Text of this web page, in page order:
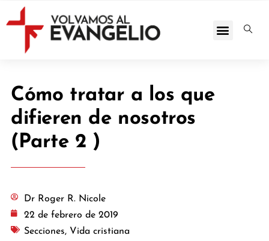
Cómo tratar a los que
difieren de nosotros
(Parte 2 )
Dr Roger R. Nicole
22 de febrero de 2019
Secciones, Vida cristiana